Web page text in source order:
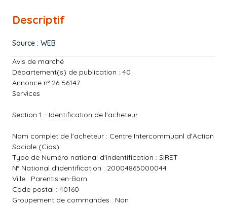
Descriptif
Source : WEB
Avis de marché
Département(s) de publication : 40
Annonce n° 26-56147
Services
Section 1 - Identification de l'acheteur
Nom complet de l'acheteur : Centre Intercommuanl d'Action
Sociale (Cias)
Type de Numéro national d'indentification : SIRET
N° National d'identification : 20004865000044
Ville : Parentis-en-Born
Code postal : 40160
Groupement de commandes : Non